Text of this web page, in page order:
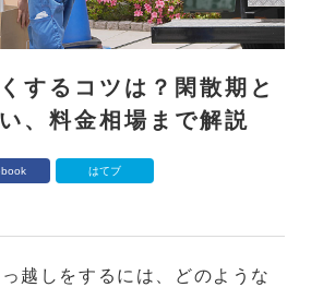
するコツは？閑散期と
、料金相場まで解説
はてブ
越しをするには、どのような